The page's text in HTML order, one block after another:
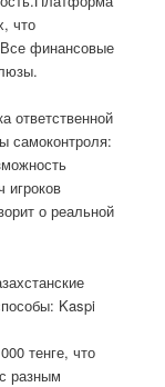
что
финансовые
ответственной
самоконтроля:
игроков
о реальной
Kaspi
тенге, что
разным